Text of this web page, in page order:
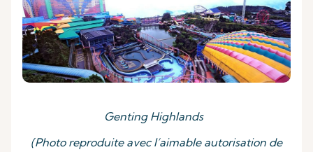
Genting Highlands
(Photo reproduite avec l’aimable autorisation de